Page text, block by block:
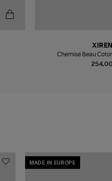
Chemise Beau
MADE IN EUROPE